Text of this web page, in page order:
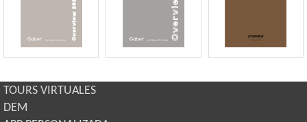
TOURS VIRTUALES
DEM